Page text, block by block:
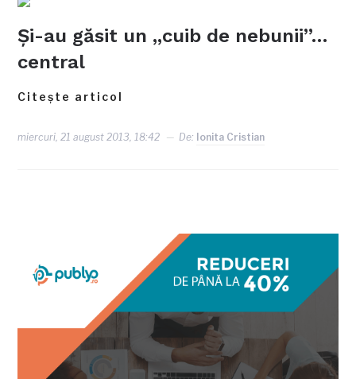
Şi-au găsit un „cuib de nebunii”…
central
Citește articol
miercuri, 21 august 2013, 18:42 De: Ionita Cristian